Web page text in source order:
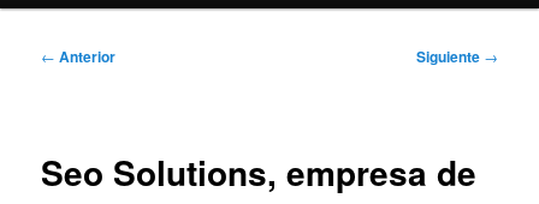
Navegación
← Anterior Siguiente →
Seo Solutions, empresa de